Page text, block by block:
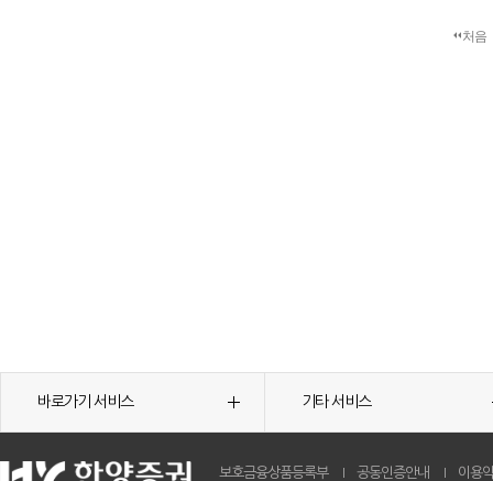
처음
바로가기 서비스 기타 서비스
보호금융상품등록부 공동인증안내 이용